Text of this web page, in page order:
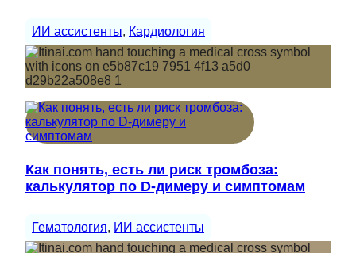
ИИ ассистенты, Кардиология
Как понять, есть ли риск тромбоза:
калькулятор по D-димеру и симптомам
Гематология, ИИ ассистенты